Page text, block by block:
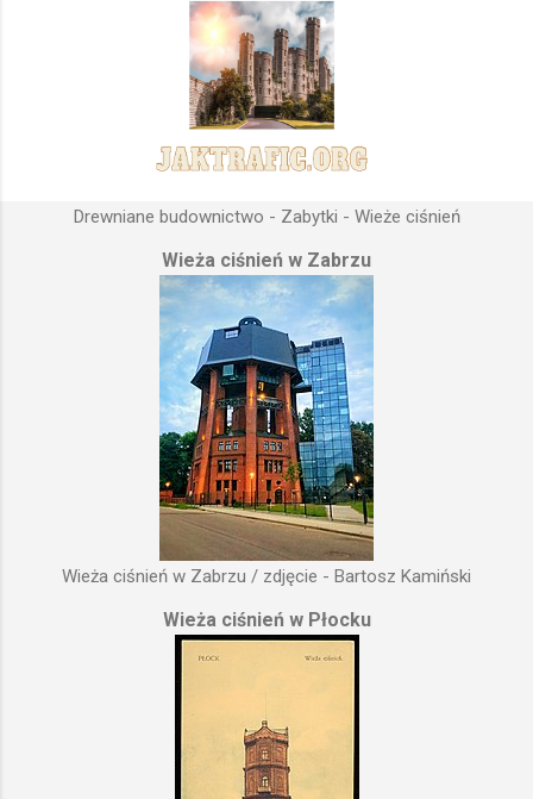
Drewniane budownictwo - Zabytki - Wieże ciśnień
Wieża ciśnień w Zabrzu
Wieża ciśnień w Zabrzu / zdjęcie - Bartosz Kamiński
Wieża ciśnień w Płocku